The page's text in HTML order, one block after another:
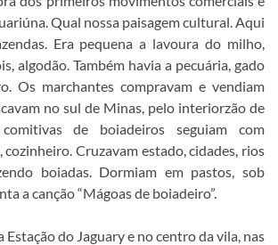
Qual nossa paisagem cultural. Aqui
Era pequena a lavoura do milho,
algodão. Também havia a pecuária, gado
Os marchantes compravam e vendiam
no sul de Minas, pelo interiorzão de
de boiadeiros seguiam com
cozinheiro. Cruzavam estado, cidades, rios
boiadas. Dormiam em pastos, sob
a canção “Mágoas de boiadeiro”.
Estação do Jaguary e no centro da vila, nas